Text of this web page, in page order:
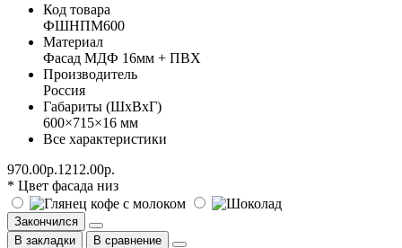
Код товара
ФШНПМ600
Материал
Фасад МДФ 16мм + ПВХ
Производитель
Россия
Габариты (ШхВхГ)
600×715×16 мм
Все характеристики
970.00р.1212.00р.
* Цвет фасада низ
Закончился
В закладки
В сравнение